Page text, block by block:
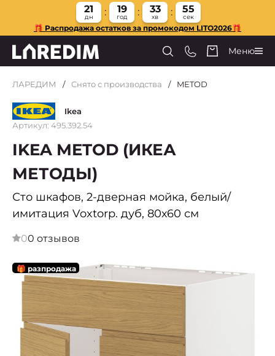
21
дн
19
год
33
хв
54
сек
🎁 Распродажа остатков за промокодом LITO2026🎁
Меню
ЛАРЕДИМ Снято с производства METOD
Ikea
Артикул: 495.392.54
IKEA METOD (ИКЕА
МЕТОДЫ)
Сто шкафов, 2-дверная мойка, белый/
имитация Voxtorp. дуб, 80х60 см
00 отзывов
🎁 разпродажа